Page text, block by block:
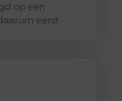
op een
eerst